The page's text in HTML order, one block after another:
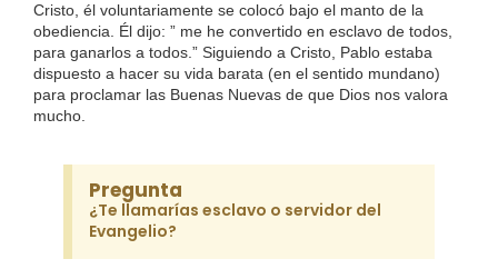
Cristo, él voluntariamente se colocó bajo el manto de la
obediencia. Él dijo: ” me he convertido en esclavo de todos,
para ganarlos a todos.” Siguiendo a Cristo, Pablo estaba
dispuesto a hacer su vida barata (en el sentido mundano)
para proclamar las Buenas Nuevas de que Dios nos valora
mucho.
Pregunta
¿Te llamarías esclavo o servidor del
Evangelio?